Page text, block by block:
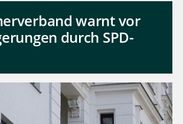
warnt vor
durch SPD-